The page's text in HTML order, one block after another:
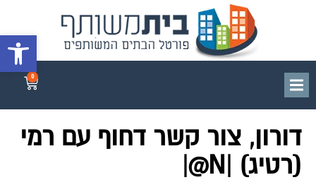
פתח
דורון, צור קשר דחוף עם רמי
(רטיג) |N@|